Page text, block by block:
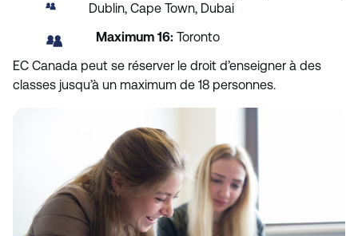
Dublin, Cape Town, Dubai
Maximum 16: Toronto
EC Canada peut se réserver le droit d’enseigner à des
classes jusqu’à un maximum de 18 personnes.